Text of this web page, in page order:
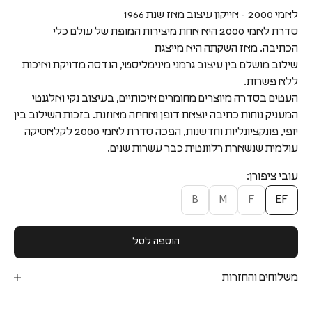
לאמי 2000 - אייקון עיצוב מאז שנת 1966
סדרת לאמי 2000 היא אחת מיצירות המופת של עולם כלי
הכתיבה. מאז השקתה היא מייצגת
שילוב מושלם בין עיצוב גרמני מינימליסטי, הנדסה מדויקת ואיכות
ללא פשרות.
העטים בסדרה מיוצרים מחומרים איכותיים, בעיצוב נקי ואלגנטי
המעניק נוחות כתיבה יוצאת דופן ואחיזה מאוזנת. בזכות השילוב בין
יופי, פונקציונליות וחדשנות, הפכה סדרת לאמי 2000 לקלאסיקה
עולמית שנשארת רלוונטית כבר עשרות שנים.
עובי ציפורן:
EF
F
M
B
הוספה לסל
משלוחים והחזרות